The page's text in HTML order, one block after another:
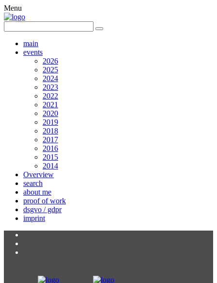
Menu
main
events
2026
2025
2024
2023
2022
2021
2020
2019
2018
2017
2016
2015
2014
Overview
search
about me
proof of work
dsgvo / gdpr
imprint